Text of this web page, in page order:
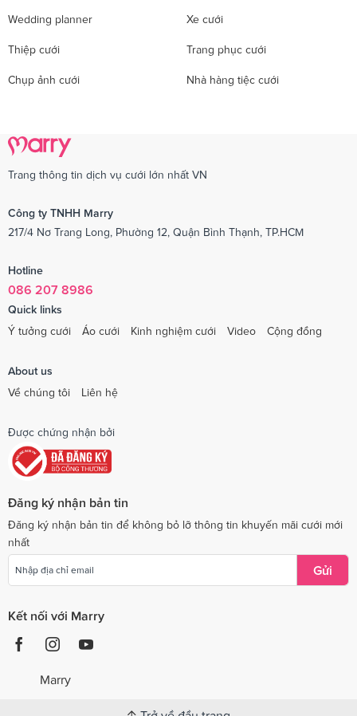
Wedding planner Xe cưới
Thiệp cưới Trang phục cưới
Chụp ảnh cưới Nhà hàng tiệc cưới
Trang thông tin dịch vụ cưới lớn nhất VN
Công ty TNHH Marry
217/4 Nơ Trang Long, Phường 12, Quận Bình Thạnh, TP.HCM
Hotline
086 207 8986
Quick links
Ý tưởng cưới
Áo cưới Kinh nghiệm cưới Video Cộng đồng
About us
Về chúng tôi
Liên hệ
Được chứng nhận bởi
Đăng ký nhận bản tin
Đăng ký nhận bản tin để không bỏ lỡ thông tin khuyến mãi cưới mới
nhất
Gửi
Kết nối với Marry
Marry